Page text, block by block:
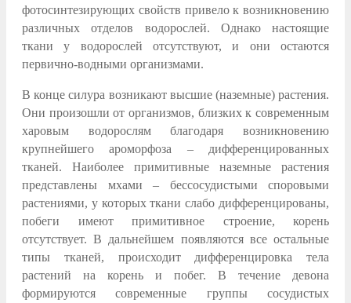
фотосинтезирующих свойств привело к возникновению
различных отделов водорослей. Однако настоящие
ткани у водорослей отсутствуют, и они остаются
первично-водными организмами.
В конце силура возникают высшие (наземные) растения.
Они произошли от организмов, близких к современным
харовым водорослям благодаря возникновению
крупнейшего ароморфоза – дифференцированных
тканей. Наиболее примитивные наземные растения
представлены мхами – бессосудистыми споровыми
растениями, у которых ткани слабо дифференцированы,
побеги имеют примитивное строение, корень
отсутствует. В дальнейшем появляются все остальные
типы тканей, происходит дифференцировка тела
растений на корень и побег. В течение девона
формируются современные группы сосудистых